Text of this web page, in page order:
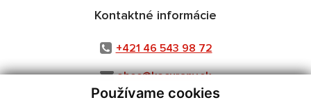
Používame cookies
Kontaktné informácie
+421 46 543 98 72
obec@kocurany.sk